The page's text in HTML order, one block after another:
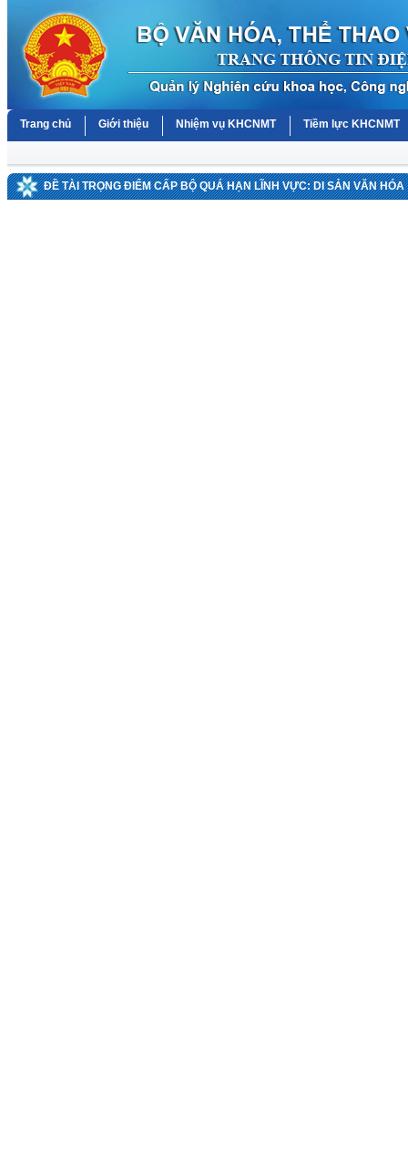
Trang chủ Giới thiệu Nhiệm vụ KHCNMT Tiềm lực KHCNMT
ĐỀ TÀI TRỌNG ĐIỂM CẤP BỘ QUÁ HẠN LĨNH VỰC: DI SẢN VĂN HÓA